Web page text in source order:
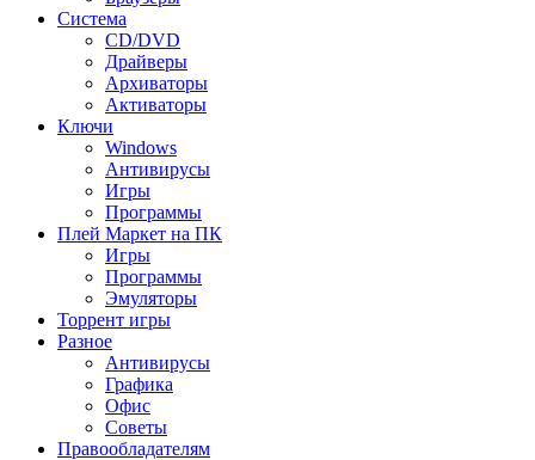
Система
CD/DVD
Драйверы
Архиваторы
Активаторы
Ключи
Windows
Антивирусы
Игры
Программы
Плей Маркет на ПК
Игры
Программы
Эмуляторы
Торрент игры
Разное
Антивирусы
Графика
Офис
Советы
Правообладателям